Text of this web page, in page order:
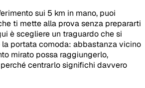
sui 5 km in mano, puoi
ti mette alla prova senza prepararti
è scegliere un traguardo che si
portata comoda: abbastanza vicino
mirato possa raggiungerlo,
centrarlo significhi davvero